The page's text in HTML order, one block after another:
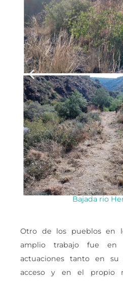
Bajada rio
Otro de los pueblos en
amplio trabajo fue en
actuaciones tanto en su
acceso y en el propio